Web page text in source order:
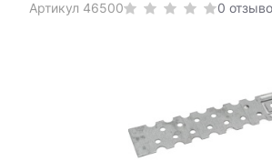
Артикул 46500 0